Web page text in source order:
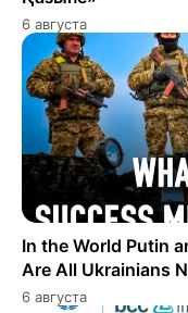
6 августа
In the World Putin
Are All Ukrainians
6 августа